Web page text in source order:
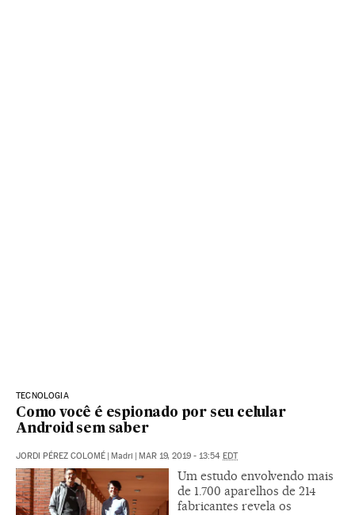
TECNOLOGIA
Como você é espionado por seu celular
Android sem saber
JORDI PÉREZ COLOMÉ | Madri | MAR 19, 2019 - 13:54 EDT
Um estudo envolvendo mais
de 1.700 aparelhos de 214
fabricantes revela os